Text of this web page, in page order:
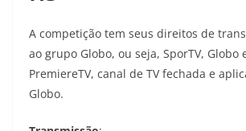
A competição tem seus direitos de
ao grupo Globo, ou seja, SporTV, Globo
PremiereTV, canal de TV fechada e
Globo.